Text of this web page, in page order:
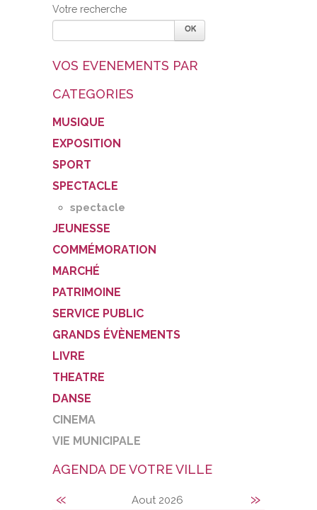
Votre recherche
VOS EVENEMENTS PAR
CATEGORIES
MUSIQUE
EXPOSITION
SPORT
SPECTACLE
spectacle
JEUNESSE
COMMÉMORATION
MARCHÉ
PATRIMOINE
SERVICE PUBLIC
GRANDS ÉVÈNEMENTS
LIVRE
THEATRE
DANSE
CINEMA
VIE MUNICIPALE
AGENDA DE VOTRE VILLE
« Aout 2026 »